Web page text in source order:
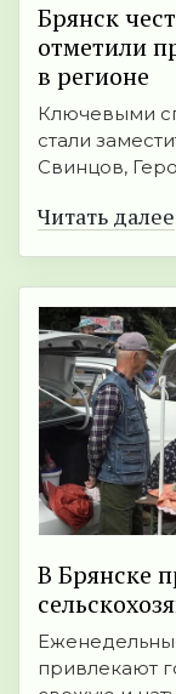
Брянск
отметили
в регионе
Ключевыми
стали
Свинцов,
Читать далее
В Брянске
привлекают